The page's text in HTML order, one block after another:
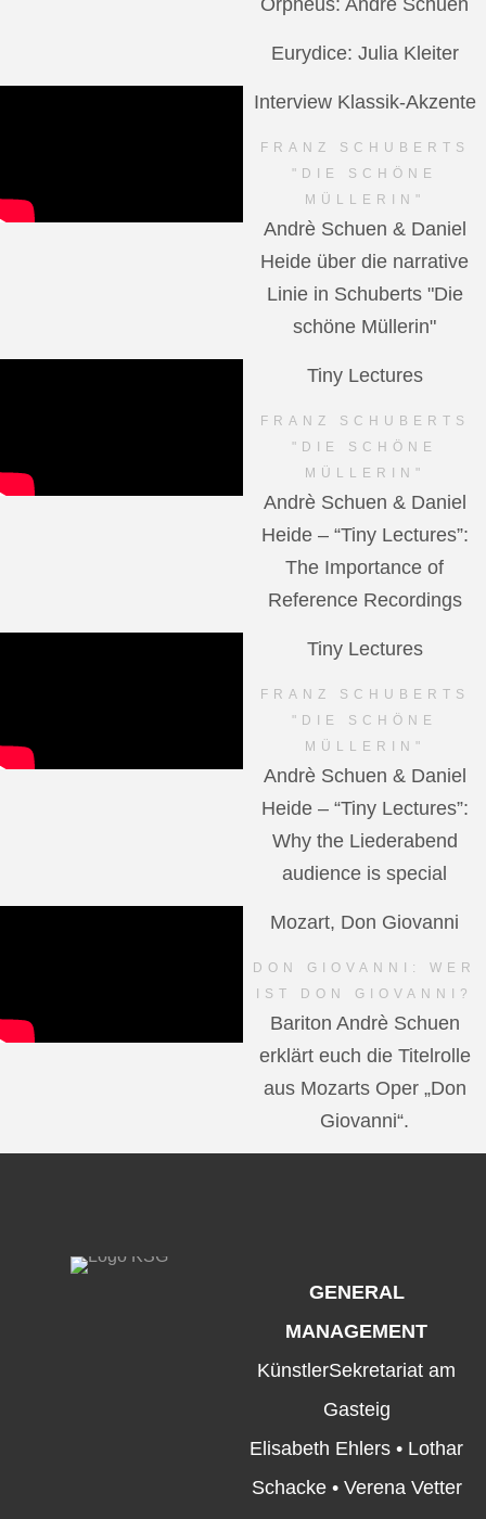
Eurydice: Julia Kleiter
Interview Klassik-Akzente
FRANZ SCHUBERTS
"DIE SCHÖNE
MÜLLERIN"
Andrè Schuen & Daniel
Heide über die narrative
Linie in Schuberts "Die
schöne Müllerin"
Tiny Lectures
FRANZ SCHUBERTS
"DIE SCHÖNE
MÜLLERIN"
Andrè Schuen & Daniel
Heide – “Tiny Lectures”:
The Importance of
Reference Recordings
Tiny Lectures
FRANZ SCHUBERTS
"DIE SCHÖNE
MÜLLERIN"
Andrè Schuen & Daniel
Heide – “Tiny Lectures”:
Why the Liederabend
audience is special
Mozart, Don Giovanni
DON GIOVANNI: WER
IST DON GIOVANNI?
Bariton Andrè Schuen
erklärt euch die Titelrolle
aus Mozarts Oper „Don
Giovanni“.
GENERAL
MANAGEMENT
KünstlerSekretariat am
Gasteig
Elisabeth Ehlers • Lothar
Schacke • Verena Vetter